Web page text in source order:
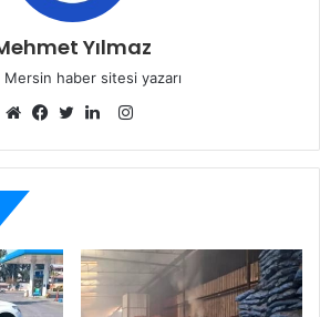
Yılmaz
Mersin haber sitesi yazarı
sitesi
Instagram